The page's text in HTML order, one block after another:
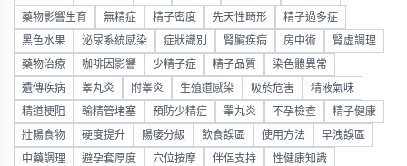
藥物影響生育 無精症 精子密度 先天性畸形 精子過多症
黑色水果 泌尿系統感染 症狀識別 腎臟疾病 房中術 腎虛調理
藥物治療 咖啡因影響 少精子症 精子品質 染色體異常
遺傳疾病 睾丸炎 附睾炎 生殖道感染 吸菸危害 精液氣味
精道梗阻 輸精管堵塞 預防少精症 睪丸炎 不孕檢查 精子健康
壯陽食物 硬度提升 陽痿分級 飲食誤區 使用方法 早洩誤區
中藥調理 避孕套厚度 穴位按摩 伴侶支持 性健康知識